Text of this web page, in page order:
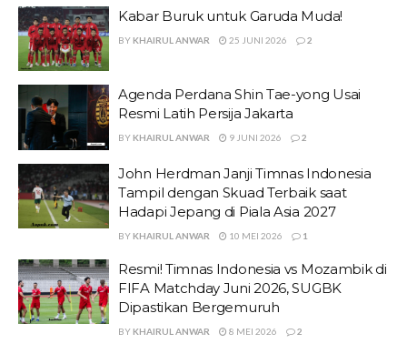
Kabar Buruk untuk Garuda Muda!
BY KHAIRUL ANWAR 25 JUNI 2026 2
Agenda Perdana Shin Tae-yong Usai
Resmi Latih Persija Jakarta
BY KHAIRUL ANWAR 9 JUNI 2026 2
John Herdman Janji Timnas Indonesia
Tampil dengan Skuad Terbaik saat
Hadapi Jepang di Piala Asia 2027
BY KHAIRUL ANWAR 10 MEI 2026 1
Resmi! Timnas Indonesia vs Mozambik di
FIFA Matchday Juni 2026, SUGBK
Dipastikan Bergemuruh
BY KHAIRUL ANWAR 8 MEI 2026 2